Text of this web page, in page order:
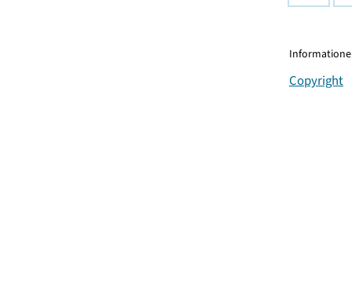
Copyright